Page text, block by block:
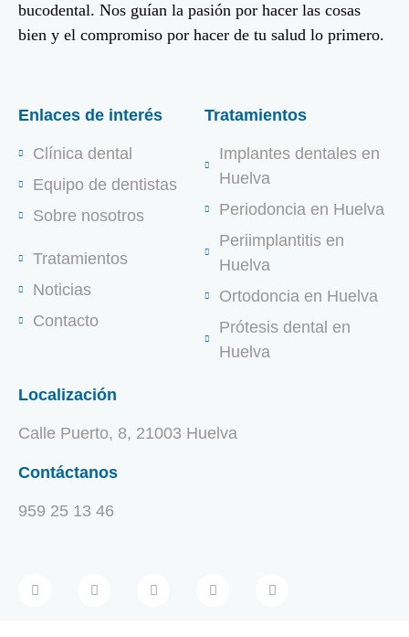
bucodental. Nos guían la pasión por hacer las cosas
bien y el compromiso por hacer de tu salud lo primero.
Enlaces de interés
Clínica dental
Equipo de dentistas
Sobre nosotros
Tratamientos
Noticias
Contacto
Tratamientos
Implantes dentales en
Huelva
Periodoncia en Huelva
Periimplantitis en
Huelva
Ortodoncia en Huelva
Prótesis dental en
Huelva
Localización
Calle Puerto, 8, 21003 Huelva
Contáctanos
959 25 13 46